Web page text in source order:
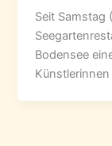
Seit Samstag
Bodensee